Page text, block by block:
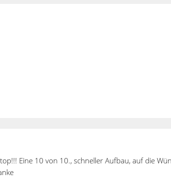
Eine 10 von 10., schneller Aufbau, auf die